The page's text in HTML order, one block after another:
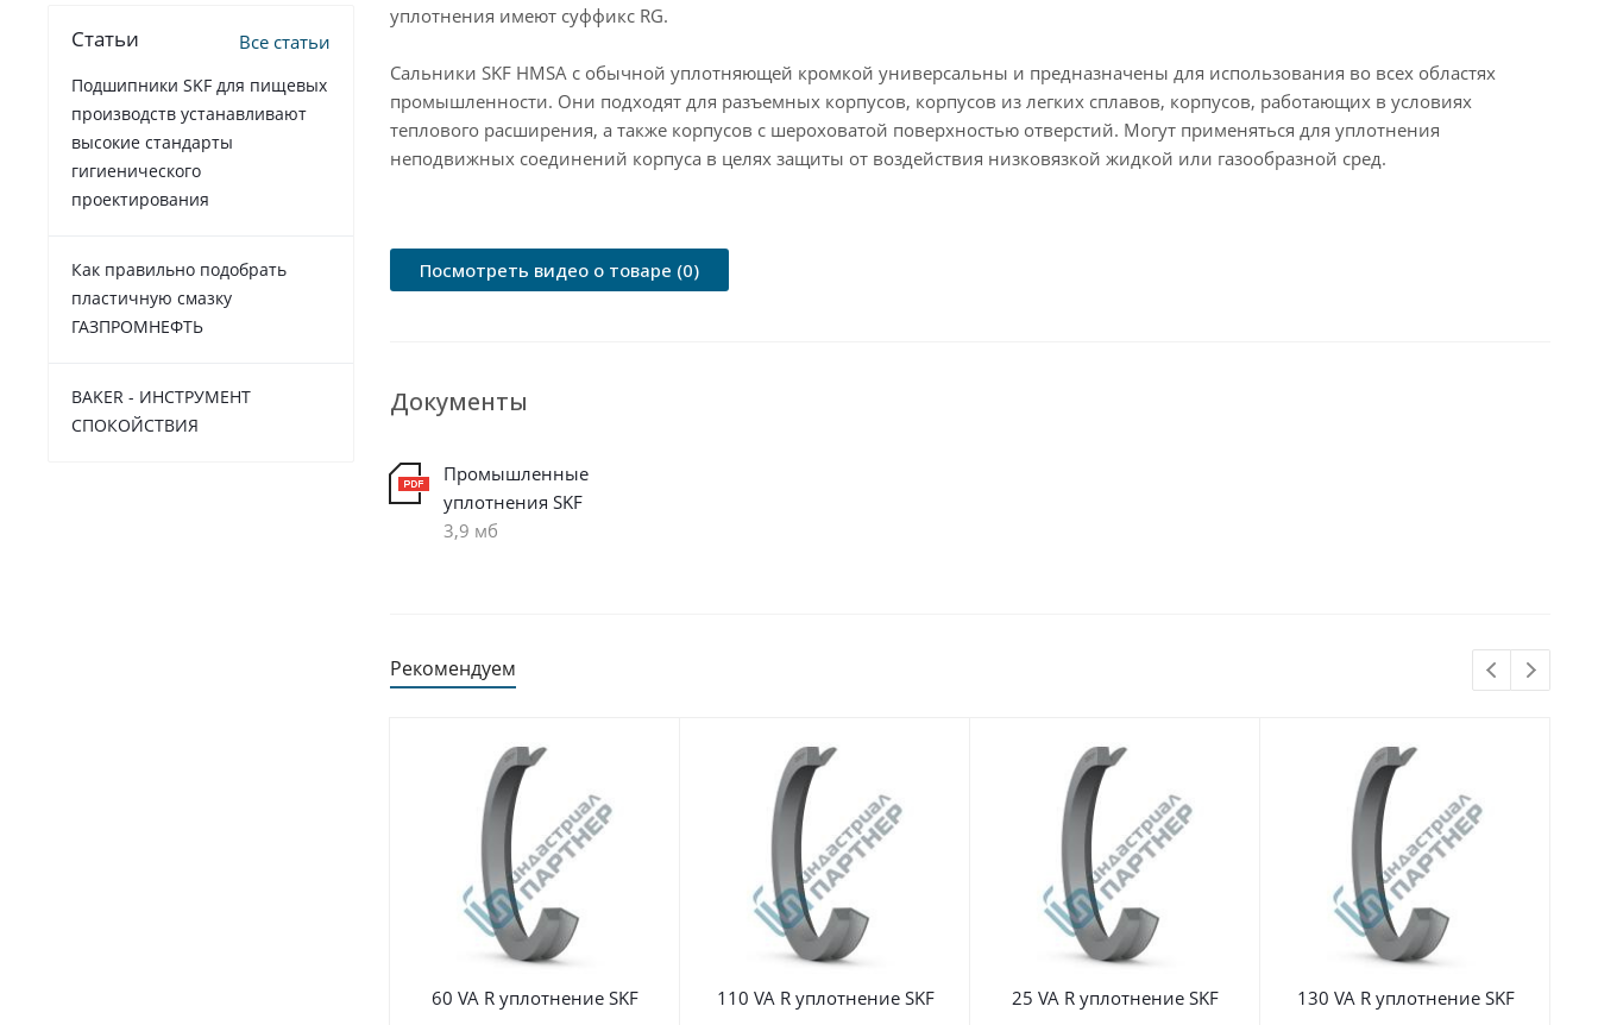
уплотнения имеют суффикс RG.
Сальники SKF HMSA с обычной уплотняющей кромкой универсальны и предназначены для использования во всех областях
промышленности. Они подходят для разъемных корпусов, корпусов из легких сплавов, корпусов, работающих в условиях
теплового расширения, а также корпусов с шероховатой поверхностью отверстий. Могут применяться для уплотнения
неподвижных соединений корпуса в целях защиты от воздействия низковязкой жидкой или газообразной сред.
Посмотреть видео о товаре (0)
Документы
Промышленные
уплотнения SKF
3,9 мб
Рекомендуем
60 VA R уплотнение SKF 110 VA R уплотнение SKF 25 VA R уплотнение SKF 130 VA R уплотнение SKF
Статьи Все статьи
Подшипники SKF для пищевых
производств устанавливают
высокие стандарты
гигиенического
проектирования
Как правильно подобрать
пластичную смазку
ГАЗПРОМНЕФТЬ
BAKER - ИНСТРУМЕНТ
СПОКОЙСТВИЯ